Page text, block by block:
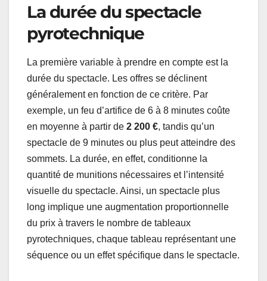
La durée du spectacle
pyrotechnique
La première variable à prendre en compte est la
durée du spectacle. Les offres se déclinent
généralement en fonction de ce critère. Par
exemple, un feu d’artifice de 6 à 8 minutes coûte
en moyenne à partir de 2 200 €, tandis qu’un
spectacle de 9 minutes ou plus peut atteindre des
sommets. La durée, en effet, conditionne la
quantité de munitions nécessaires et l’intensité
visuelle du spectacle. Ainsi, un spectacle plus
long implique une augmentation proportionnelle
du prix à travers le nombre de tableaux
pyrotechniques, chaque tableau représentant une
séquence ou un effet spécifique dans le spectacle.